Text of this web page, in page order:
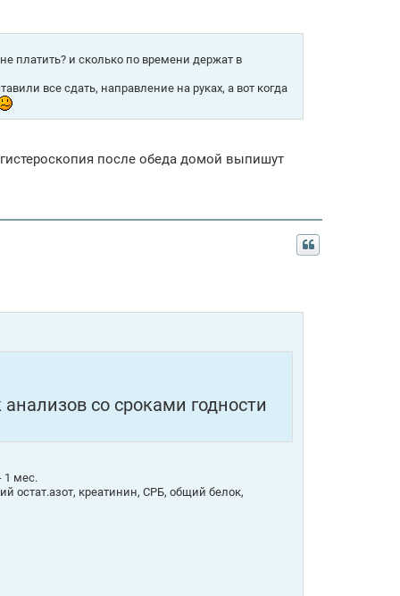
платить? и сколько по времени держат в
все сдать, направление на руках, а вот когда
после обеда домой выпишут
со сроками годности
1 мес.
остат.азот, креатинин, СРБ, общий белок,